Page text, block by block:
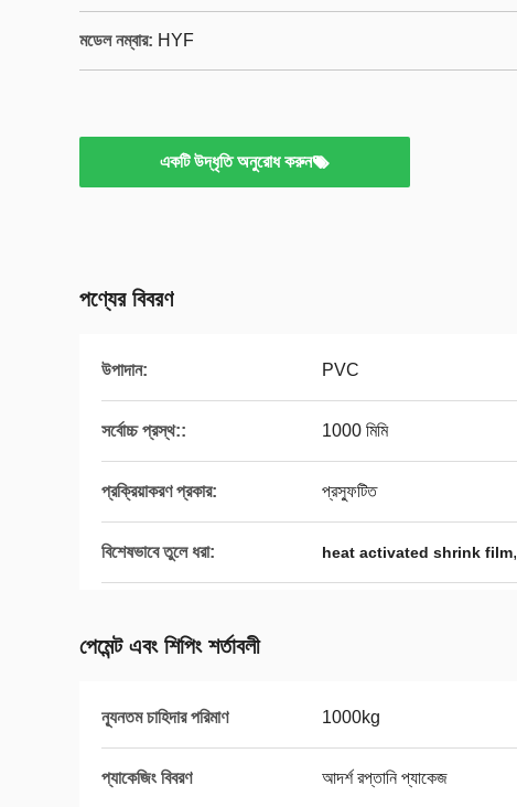
মডেল নম্বার: HYF
একটি উদ্ধৃতি অনুরোধ করুন
পণ্যের বিবরণ
উপাদান: PVC
সর্বোচ্চ প্রস্থ:: 1000 মিমি
প্রক্রিয়াকরণ প্রকার: প্রস্ফুটিত
বিশেষভাবে তুলে ধরা: heat activated shrink film,
পেমেন্ট এবং শিপিং শর্তাবলী
ন্যূনতম চাহিদার পরিমাণ 1000kg
প্যাকেজিং বিবরণ আদর্শ রপ্তানি প্যাকেজ